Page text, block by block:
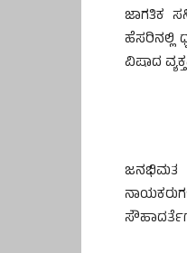
ಜಾಗತಿಕ
ಹೆಸರಿನಲ್ಲಿ
ವಿಷಾದ
ಜನಭಿಮತ